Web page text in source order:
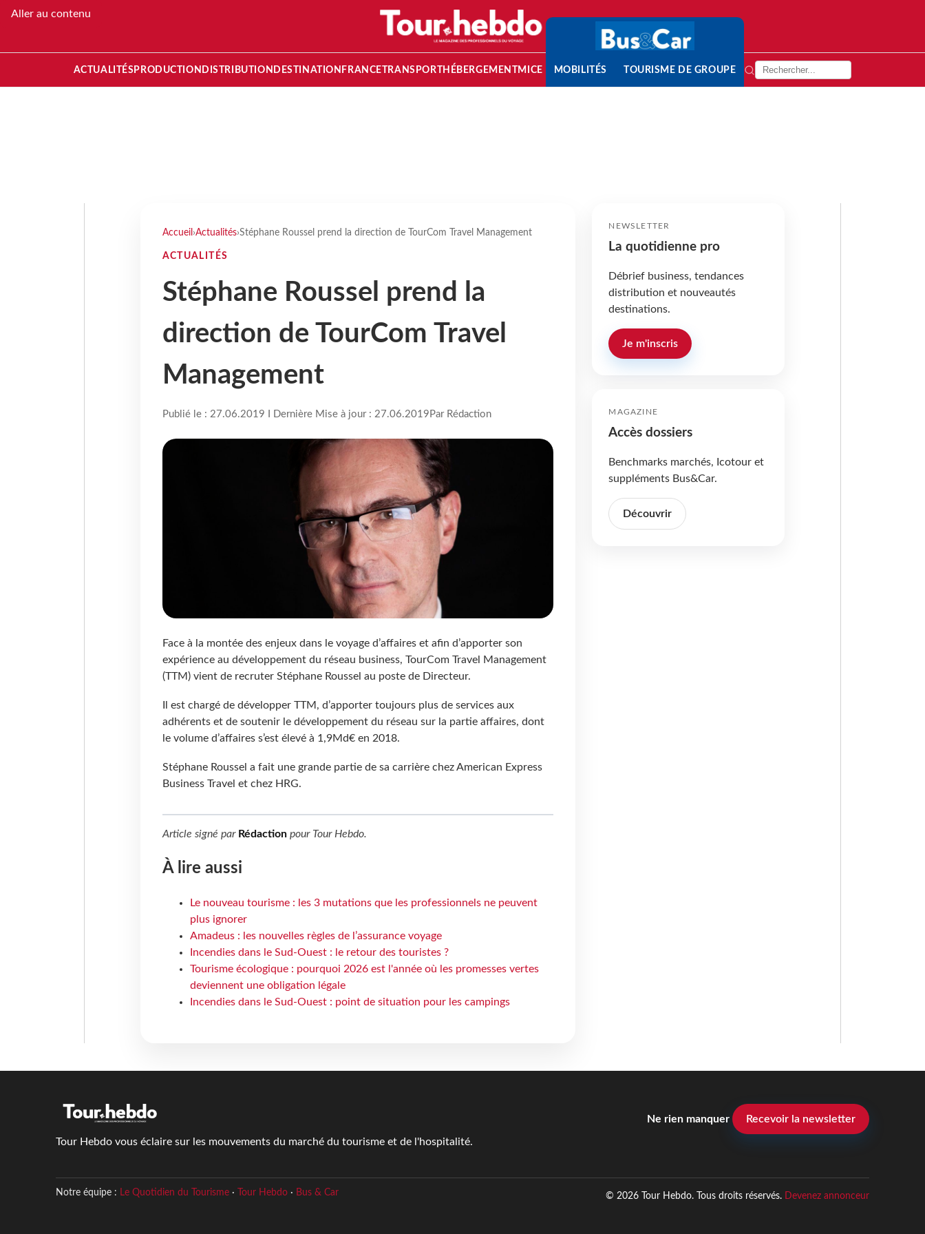
Aller au contenu
ACTUALITÉS PRODUCTION DISTRIBUTION DESTINATION FRANCETRANSPORT HÉBERGEMENTMICE MOBILITÉS TOURISME DE GROUPE
Accueil ›Actualités›Stéphane Roussel prend la direction de TourCom Travel Management
ACTUALITÉS
Stéphane Roussel prend la
direction de TourCom Travel
Management
Publié le : 27.06.2019 I Dernière Mise à jour : 27.06.2019 Par Rédaction
Face à la montée des enjeux dans le voyage d’affaires et afin d’apporter son
expérience au développement du réseau business, TourCom Travel Management
(TTM) vient de recruter Stéphane Roussel au poste de Directeur.
Il est chargé de développer TTM, d’apporter toujours plus de services aux
adhérents et de soutenir le développement du réseau sur la partie affaires, dont
le volume d’affaires s’est élevé à 1,9Md€ en 2018.
Stéphane Roussel a fait une grande partie de sa carrière chez American Express
Business Travel et chez HRG.
Article signé par Rédactionpour Tour Hebdo.
À lire aussi
Le nouveau tourisme : les 3 mutations que les professionnels ne peuvent
plus ignorer
Amadeus : les nouvelles règles de l’assurance voyage
Incendies dans le Sud-Ouest : le retour des touristes ?
Tourisme écologique : pourquoi 2026 est l'année où les promesses vertes
deviennent une obligation légale
Incendies dans le Sud-Ouest : point de situation pour les campings
NEWSLETTER
La quotidienne pro
Débrief business, tendances
distribution et nouveautés
destinations.
Je m'inscris
MAGAZINE
Accès dossiers
Benchmarks marchés, Icotour et
suppléments Bus&Car.
Découvrir
Tour Hebdo vous éclaire sur les mouvements du marché du tourisme et de l'hospitalité.
Ne rien manquer Recevoir la newsletter
Notre équipe : Le Quotidien du Tourisme· Tour Hebdo· Bus & Car © 2026 Tour Hebdo. Tous droits réservés. Devenez annonceur